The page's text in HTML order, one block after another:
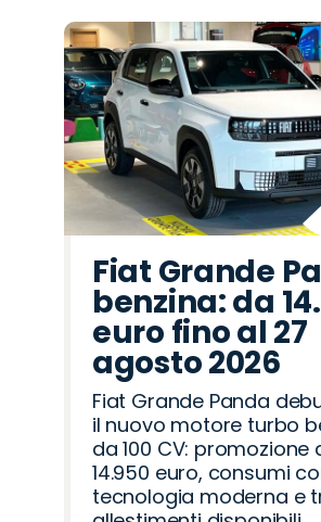
Fiat Grande
benzina: da
euro fino al 27
agosto 2026
Fiat Grande Panda
il nuovo motore turbo
da 100 CV: promozione
14.950 euro, consumi
tecnologia moderna e